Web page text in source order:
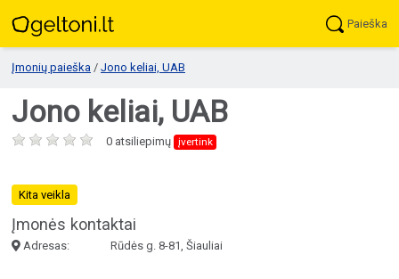
Paieška
Įmonių paieška / Jono keliai, UAB
Jono keliai, UAB
0 atsiliepimų įvertink
Kita veikla
Įmonės kontaktai
Adresas: Rūdės g. 8-81, Šiauliai